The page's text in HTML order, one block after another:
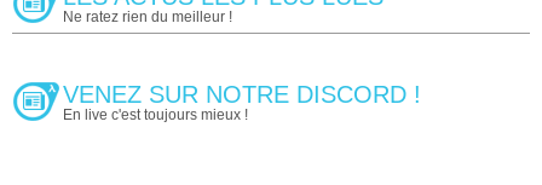
Ne ratez rien du meilleur !
VENEZ SUR NOTRE DISCORD !
En live c'est toujours mieux !